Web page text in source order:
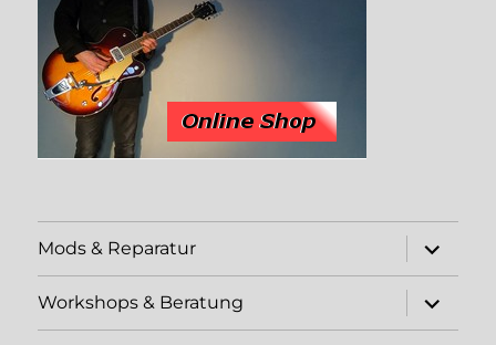
Mods & Reparatur
öffnen
Workshops & Beratung
öffnen